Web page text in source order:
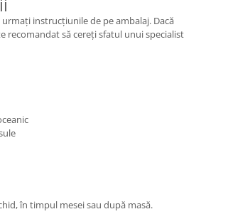
instrucțiunile de pe ambalaj. Dacă
recomandat să cereți sfatul unui specialist
în timpul mesei sau după masă.